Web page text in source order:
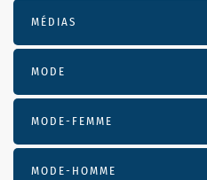
MÉDIAS
MODE
MODE-FEMME
MODE-HOMME